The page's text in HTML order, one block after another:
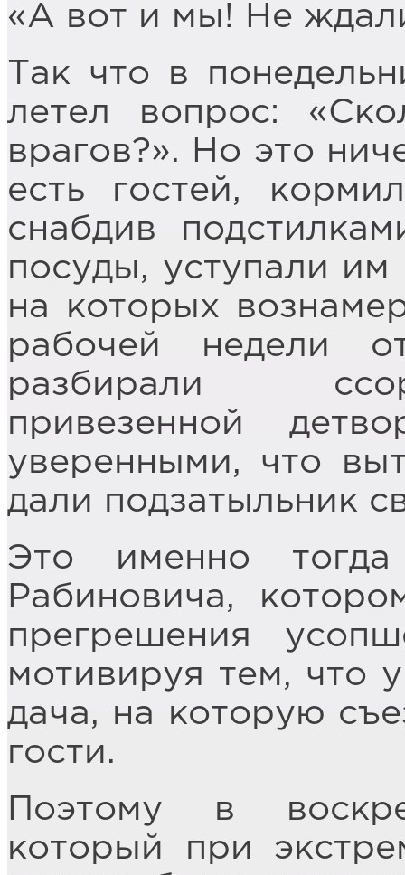
«А вот и мы! Не
Так что в
летел вопрос:
врагов?». Но это
есть гостей,
снабдив
посуды, уступали
на которых
рабочей недели
разбирали
привезенной
уверенными, что
дали подзатыльник
Это именно
Рабиновича,
прегрешения
мотивируя тем, что
дача, на которую
гости.
Поэтому в
который при